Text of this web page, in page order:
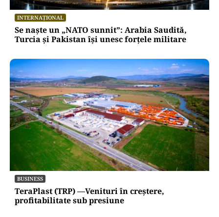
INTERNAȚIONAL
Se naște un „NATO sunnit”: Arabia Saudită,
Turcia și Pakistan își unesc forțele militare
BUSINESS
TeraPlast (TRP) —Venituri în creștere,
profitabilitate sub presiune